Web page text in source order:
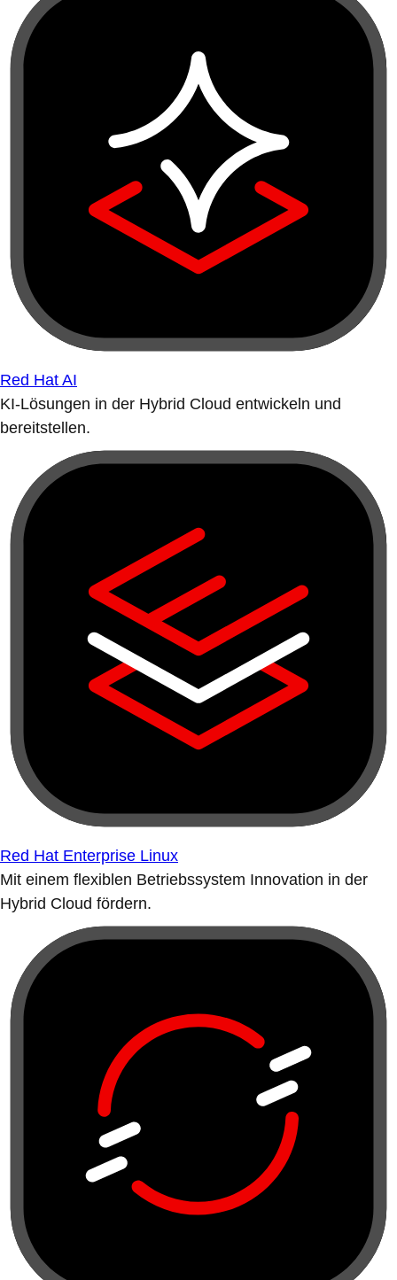
Red Hat AI
KI-Lösungen in der Hybrid Cloud entwickeln und
bereitstellen.
Red Hat Enterprise Linux
Mit einem flexiblen Betriebssystem Innovation in der
Hybrid Cloud fördern.